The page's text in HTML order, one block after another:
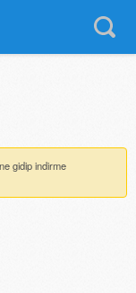
gidip indirme